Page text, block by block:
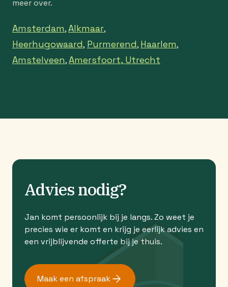
meer over.
Amsterdam,Alkmaar,
Heerhugowaard, Purmerend, Haarlem,
Amstelveen,Amersfoort, Utrecht
Advies nodig?
Jan komt persoonlijk bij je langs. Zo weet je
precies wie er komt en krijg je eerlijk advies en
een vrijblijvende offerte bij je thuis.
Maak een afspraak